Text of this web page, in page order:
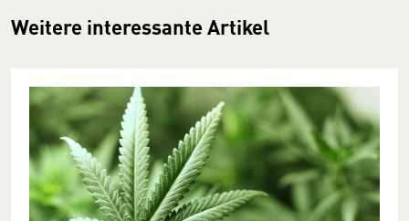
Weitere interessante Artikel